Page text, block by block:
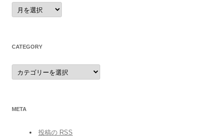
archives
CATEGORY
category
META
投稿の RSS